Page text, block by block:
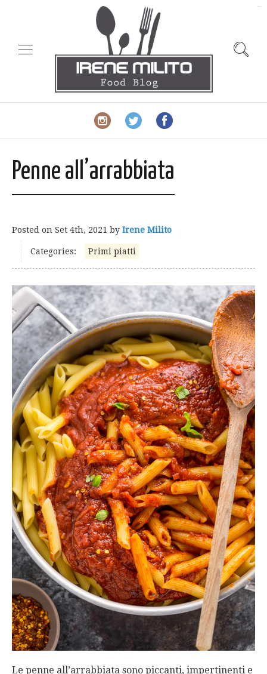
Penne all’arrabbiata
Posted on Set 4th, 2021 by Irene Milito
Categories: Primi piatti
Le penne all’arrabbiata sono piccanti, impertinenti e